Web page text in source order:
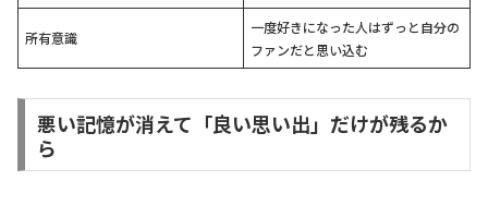
所有意識
一度好きになった人はずっと自分の
ファンだと思い込む
悪い記憶が消えて「良い思い出」だけが残るか
ら